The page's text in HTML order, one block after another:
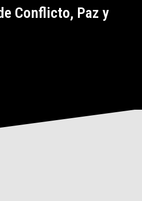
Conflicto, Paz y